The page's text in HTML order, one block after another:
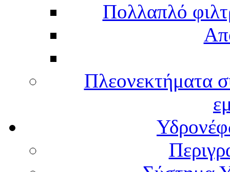
Πολλαπλό
Πλεονεκτήματα